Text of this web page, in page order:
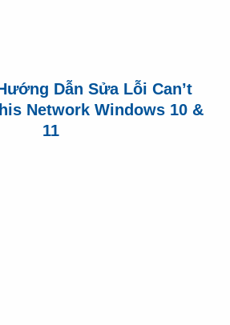
Dẫn Sửa Lỗi Can’t
Network Windows 10 &
11